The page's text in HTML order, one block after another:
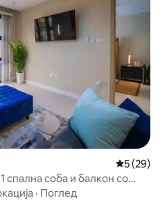
Просечна
5 (29)
спална соба и балкон со
+ обезбедување
· Поглед